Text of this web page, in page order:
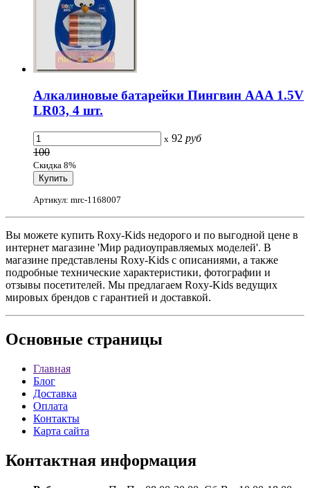
Алкалиновые батарейки Пингвин AAA 1.5V
LR03, 4 шт.
x 92 руб
100
Скидка 8%
Артикул: mrc-1168007
Вы можете купить Roxy-Kids недорого и по выгодной цене в
интернет магазине 'Мир радиоуправляемых моделей'. В
магазине представлены Roxy-Kids с описаниями, а также
подробные технические характеристики, фотографии и
отзывы посетителей. Мы предлагаем Roxy-Kids ведущих
мировых брендов с гарантией и доставкой.
Основные страницы
Главная
Блог
Доставка
Оплата
Контакты
Карта сайта
Контактная информация